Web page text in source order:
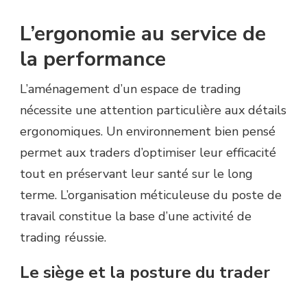
L’ergonomie au service de
la performance
L’aménagement d’un espace de trading
nécessite une attention particulière aux détails
ergonomiques. Un environnement bien pensé
permet aux traders d’optimiser leur efficacité
tout en préservant leur santé sur le long
terme. L’organisation méticuleuse du poste de
travail constitue la base d’une activité de
trading réussie.
Le siège et la posture du trader